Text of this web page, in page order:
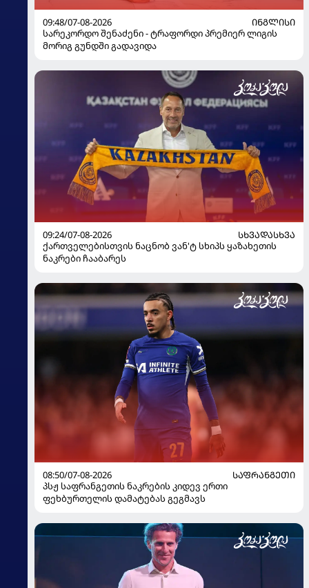
09:48/07-08-2026
ᲘᲜᲒᲚᲘᲡᲘ
სარეკორდო შენაძენი - ტრაფორდი პრემიერ ლიგის
მორიგ გუნდში გადავიდა
09:24/07-08-2026
ᲡᲮᲕᲐᲓᲐᲡᲮᲕᲐ
ქართველებისთვის ნაცნობ ვან'ტ სხიპს ყაზახეთის
ნაკრები ჩააბარეს
08:50/07-08-2026
ᲡᲐᲤᲠᲐᲜᲒᲔᲗᲘ
პსჟ საფრანგეთის ნაკრების კიდევ ერთი
ფეხბურთელის დამატებას გეგმავს